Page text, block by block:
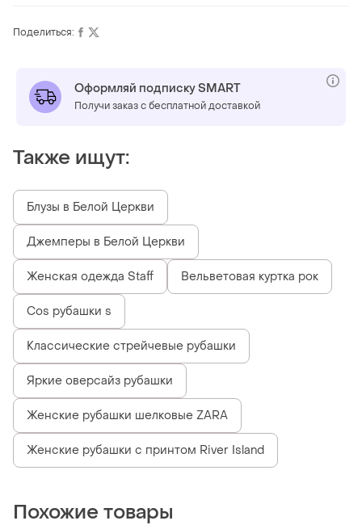
Поделиться:
Оформляй подписку SMART
Получи заказ с бесплатной доставкой
Также ищут:
Блузы в Белой Церкви
Джемперы в Белой Церкви
Женская одежда Staff Вельветовая куртка рок
Cos рубашки s
Классические стрейчевые рубашки
Яркие оверсайз рубашки
Женские рубашки шелковые ZARA
Женские рубашки с принтом River Island
Похожие товары